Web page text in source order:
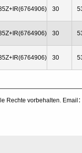
30
30
30
Rechte vorbehalten. Email